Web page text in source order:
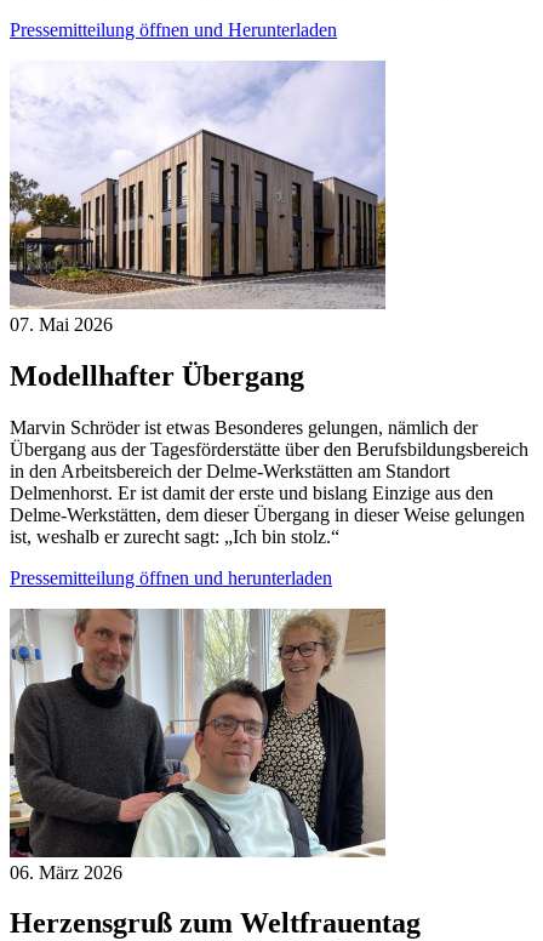
Pressemitteilung öffnen und Herunterladen
07. Mai 2026
Modellhafter Übergang
Marvin Schröder ist etwas Besonderes gelungen, nämlich der
Übergang aus der Tagesförderstätte über den Berufsbildungsbereich
in den Arbeitsbereich der Delme-Werkstätten am Standort
Delmenhorst. Er ist damit der erste und bislang Einzige aus den
Delme-Werkstätten, dem dieser Übergang in dieser Weise gelungen
ist, weshalb er zurecht sagt: „Ich bin stolz.“
Pressemitteilung öffnen und herunterladen
06. März 2026
Herzensgruß zum Weltfrauentag